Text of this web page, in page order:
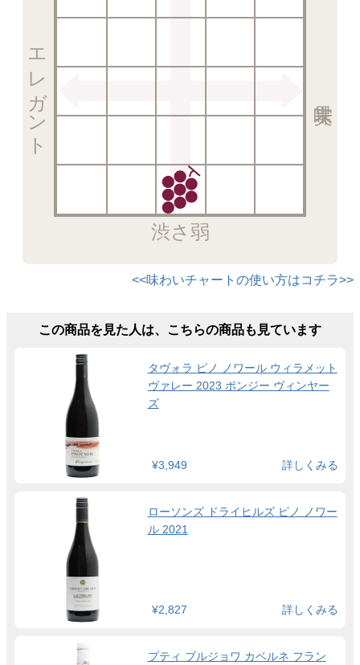
渋さ弱
エレガント
<<味わいチャートの使い方はコチラ>>
この商品を見た人は、こちらの商品も見ています
タヴォラ ピノ ノワール ウィラメット
ヴァレー 2023 ポンジー ヴィンヤー
ズ
¥3,949 詳しくみる
ローソンズ ドライヒルズ ピノ ノワー
ル 2021
¥2,827 詳しくみる
プティ ブルジョワ カベルネ フラン